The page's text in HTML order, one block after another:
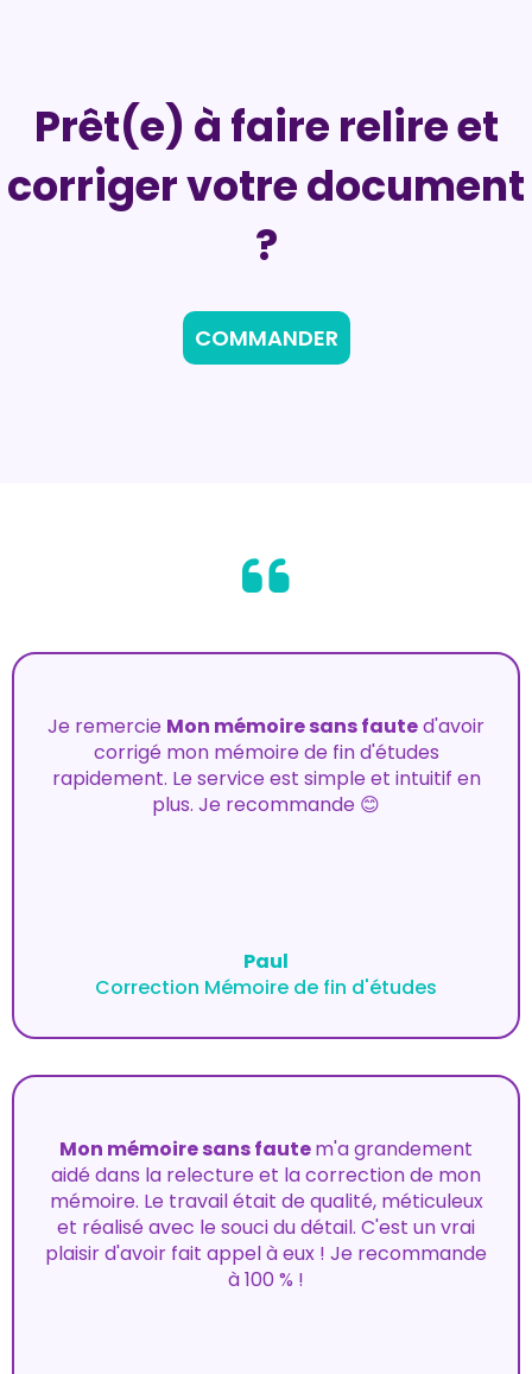
Prêt(e) à faire relire et
corriger votre document
?
COMMANDER
Je remercie Mon mémoire sans fauted'avoir
corrigé mon mémoire de fin d'études
rapidement. Le service est simple et intuitif en
plus. Je recommande 😊
Paul
Correction Mémoire de fin d'études
Mon mémoire sans fautem'a grandement
aidé dans la relecture et la correction de mon
mémoire. Le travail était de qualité, méticuleux
et réalisé avec le souci du détail. C'est un vrai
plaisir d'avoir fait appel à eux ! Je recommande
à 100 % !